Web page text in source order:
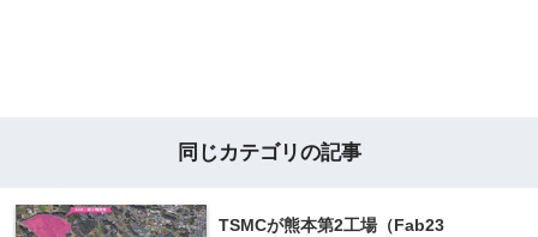
同じカテゴリの記事
TSMCが熊本第2工場（Fab23